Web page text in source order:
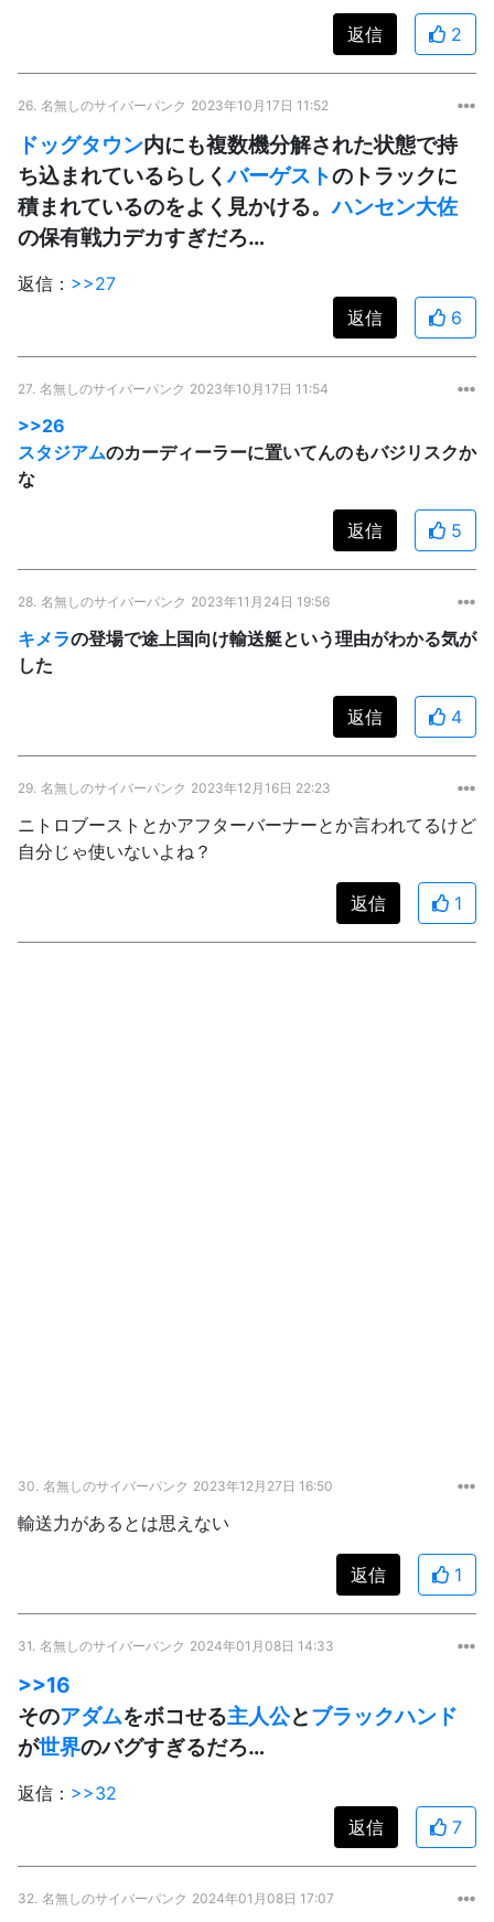
返信 2
26. 名無しのサイバーパンク 2023年10月17日 11:52
ドッグタウン内にも複数機分解された状態で持
ち込まれているらしくバーゲストのトラックに
積まれているのをよく見かける。ハンセン大佐
の保有戦力デカすぎだろ…
返信： >>27
返信
6
27. 名無しのサイバーパンク 2023年10月17日 11:54
>>26
スタジアムのカーディーラーに置いてんのもバジリスクか
な
返信 5
28. 名無しのサイバーパンク 2023年11月24日 19:56
キメラの登場で途上国向け輸送艇という理由がわかる気が
した
返信 4
29. 名無しのサイバーパンク 2023年12月16日 22:23
ニトロブーストとかアフターバーナーとか言われてるけど
自分じゃ使いないよね？
返信 1
30. 名無しのサイバーパンク 2023年12月27日 16:50
輸送力があるとは思えない
返信 1
31. 名無しのサイバーパンク 2024年01月08日 14:33
>>16
そのアダムをボコせる主人公とブラックハンド
が世界のバグすぎるだろ…
返信： >>32
返信
7
32. 名無しのサイバーパンク 2024年01月08日 17:07